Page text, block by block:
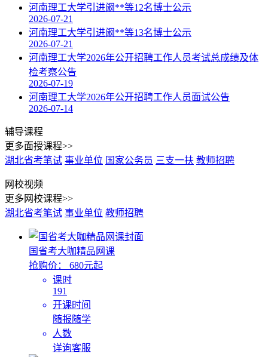
河南理工大学引进阚**等12名博士公示
2026-07-21
河南理工大学引进阚**等13名博士公示
2026-07-21
河南理工大学2026年公开招聘工作人员考试总成绩及体
检考察公告
2026-07-19
河南理工大学2026年公开招聘工作人员面试公告
2026-07-14
辅导课程
更多面授课程>>
湖北省考笔试 事业单位 国家公务员 三支一扶 教师招聘
网校视频
更多网校课程>>
湖北省考笔试 事业单位 教师招聘
国省考大咖精品网课
抢购价： 680元起
课时
191
开课时间
随报随学
人数
详询客服